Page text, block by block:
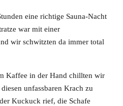
eine richtige Sauna-Nacht
war mit einer
wir schwitzten da immer total
Kaffee in der Hand chillten wir
unfassbaren Krach zu
Kuckuck rief, die Schafe